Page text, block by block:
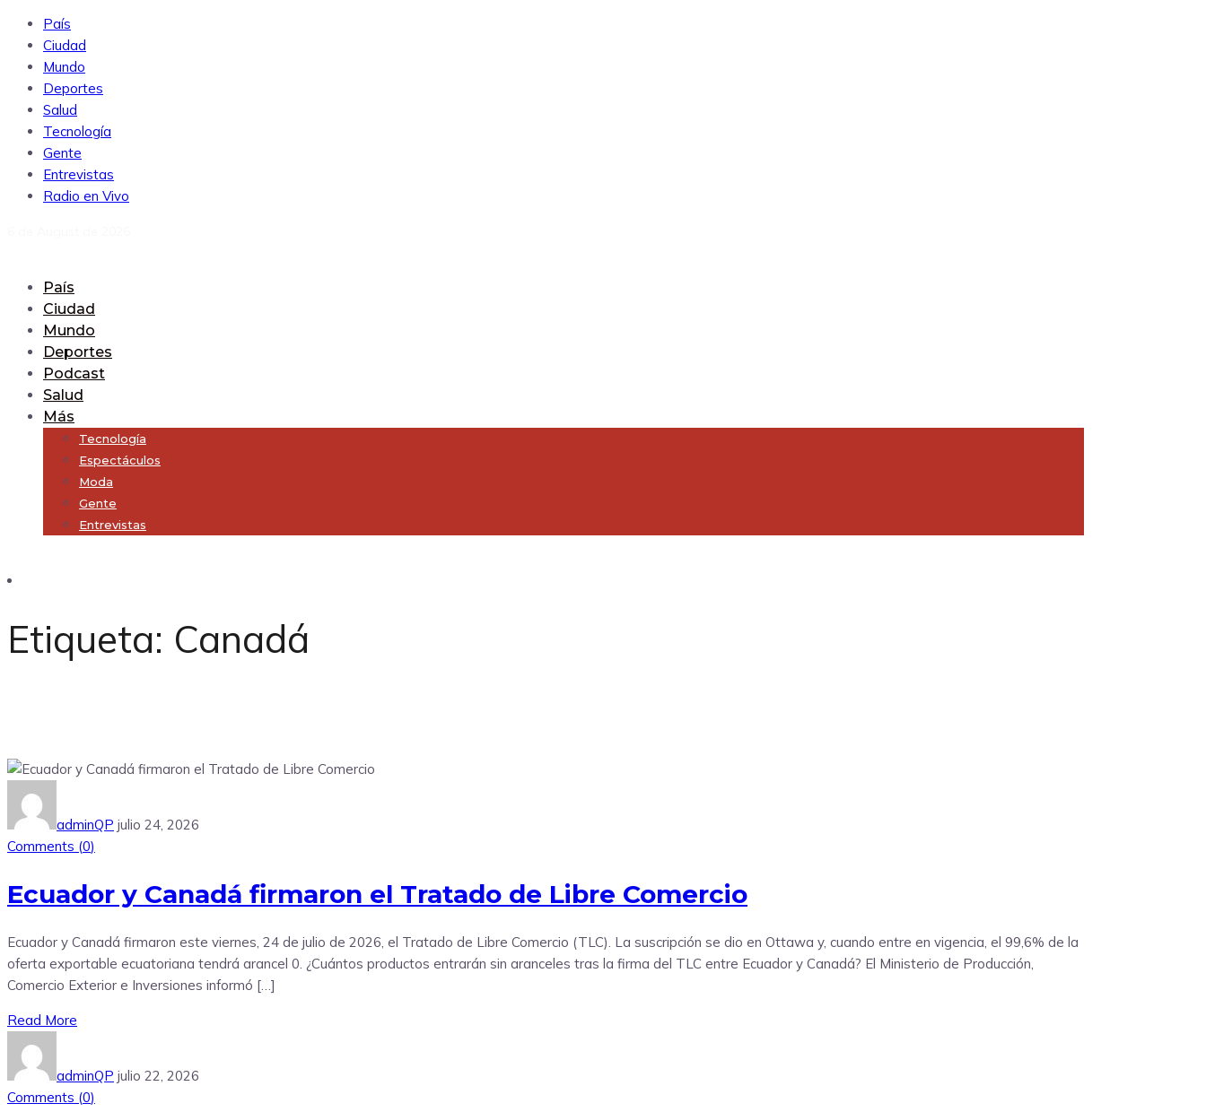
País
Ciudad
Mundo
Deportes
Salud
Tecnología
Gente
Entrevistas
Radio en Vivo
País
Ciudad
Mundo
Deportes
Podcast
Salud
Más
Tecnología
Espectáculos
Moda
Gente
Entrevistas
Etiqueta: Canadá
adminQP julio 24, 2026
Comments (0)
Ecuador y Canadá firmaron el Tratado de Libre Comercio
Ecuador y Canadá firmaron este viernes, 24 de julio de 2026, el Tratado de Libre Comercio (TLC). La suscripción se dio en Ottawa y, cuando entre en vigencia, el 99,6% de la
oferta exportable ecuatoriana tendrá arancel 0. ¿Cuántos productos entrarán sin aranceles tras la firma del TLC entre Ecuador y Canadá? El Ministerio de Producción,
Comercio Exterior e Inversiones informó […]
Read More
adminQP julio 22, 2026
Comments (0)